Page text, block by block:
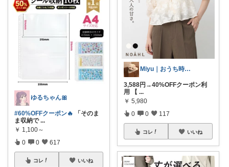
ゆるちゃん🎀
#60%OFFクーポン🔥 「そのま
ま収納で ...
￥ 1,100～
0 0 617
コレ いいね
Miyu｜おうち時間の小さな幸せ🌸
3,588円→40%OFFクーポン利
用 【 ...
￥ 5,980
0 0 117
コレ いいね